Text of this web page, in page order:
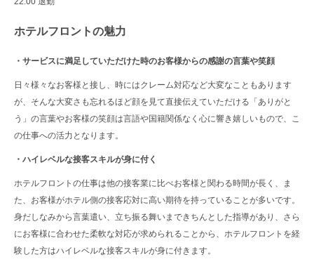
ホテルフロントの魅力
・サービスに満足していただけた時のお客様からの感謝の言葉や笑顔
日々様々なお客様と接し、時にはクレーム対応など大変なこともあります
が、そんな大変さも忘れるほど顔を見て直接伝えていただける「ありがと
う」の言葉やお客様の笑顔は言語や国籍関係なく心に響き嬉しいもので、こ
の仕事への活力となります。
・ハイレベルな接客スキルが身に付く
ホテルフロントの仕事は他の接客業に比べお客様と関わる時間が長く、ま
た、お客様がホテル側の接客応対に高い期待を持っていることが多いです。
身だしなみから言葉遣い、立ち振る舞いまできちんとした指導があり、さら
にお客様に合わせた柔軟な対応が求められることから、ホテルフロントを経
験した方はハイレベルな接客スキルが身に付きます。